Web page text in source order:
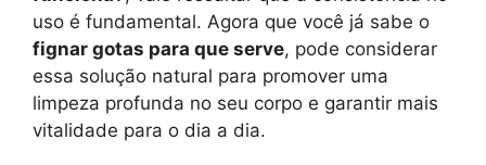
uso é fundamental. Agora que você já sabe o
fignar gotas para que serve, pode considerar
essa solução natural para promover uma
limpeza profunda no seu corpo e garantir mais
vitalidade para o dia a dia.